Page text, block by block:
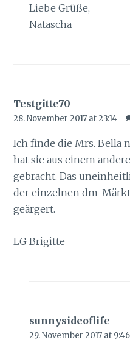
Liebe Grüße,
Natascha
Testgitte70
28. November 2017 at 23:14
Ich finde die Mrs. Bella
hat sie aus einem
gebracht. Das
der einzelnen dm-
geärgert.
LG Brigitte
sunnysideoflife
29. November 2017 at 9:46